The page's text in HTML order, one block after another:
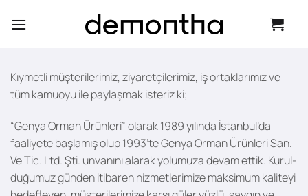
atla
Kıymetli müşterilerimiz, ziyaretçilerimiz, iş ortaklarımız ve
tüm kamuoyu ile paylaşmak isteriz ki;
“Genya Orman Ürünleri” olarak 1989 yılında İstanbul’da
faaliyet­e başlamış olup 1993’te Genya Orman Ürünleri San.
Ve Tic. Ltd. Şti. unvanını alarak yolumuza devam ettik. Kurul­
duğumuz gün­den itibaren hizmetlerimize mak­si­mum kaliteyi